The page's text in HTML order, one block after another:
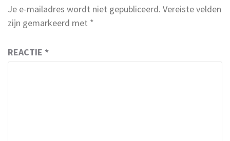
Je e-mailadres wordt niet gepubliceerd. Vereiste velden
zijn gemarkeerd met *
REACTIE *